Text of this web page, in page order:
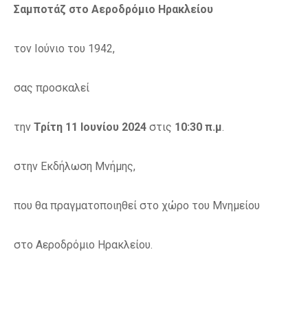
Σαμποτάζ στο Αεροδρόμιο Ηρακλείου
τον Ιούνιο του 1942,
σας προσκαλεί
την Τρίτη 11 Ιουνίου 2024 στις 10:30 π.μ.
στην Εκδήλωση Μνήμης,
που θα πραγματοποιηθεί στο χώρο του Μνημείου
στο Αεροδρόμιο Ηρακλείου.